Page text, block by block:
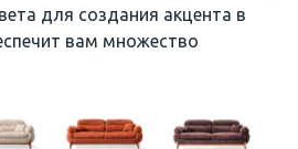
для создания акцента в
вам множество